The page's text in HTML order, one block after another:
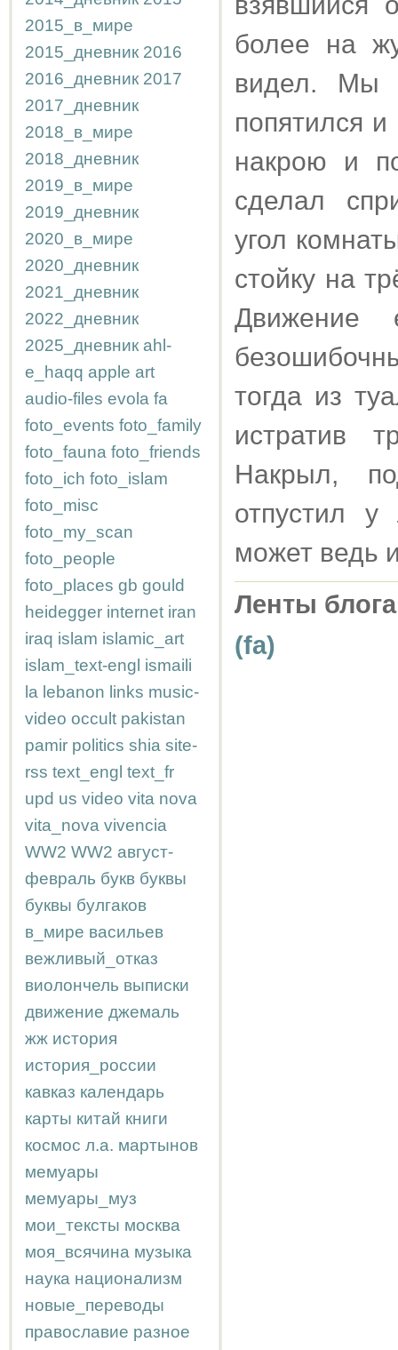
2015_в_мире
2015_дневник 2016
2016_дневник 2017
2017_дневник
2018_в_мире
2018_дневник
2019_в_мире
2019_дневник
2020_в_мире
2020_дневник
2021_дневник
2022_дневник
2025_дневник ahl-
e_haqq apple art
audio-files evola fa
foto_events foto_family
foto_fauna foto_friends
foto_ich foto_islam
foto_misc
foto_my_scan
foto_people
foto_places gb gould
heidegger internet iran
iraq islam islamic_art
islam_text-engl ismaili
la lebanon links music-
video occult pakistan
pamir politics shia site-
rss text_engl text_fr
upd us video vita nova
vita_nova vivencia
WW2 WW2 август-
февраль букв буквы
буквы булгаков
в_мире васильев
вежливый_отказ
виолончель выписки
движение джемаль
жж история
история_россии
кавказ календарь
карты китай книги
космос л.а. мартынов
мемуары
мемуары_муз
мои_тексты москва
моя_всячина музыка
наука национализм
новые_переводы
православие разное
более на
видел. Мы
попятился
накрою и
сделал
угол
стойку на
Движение
тогда из
истратив
Накрыл,
отпустил
может ведь
Ленты
(fa)